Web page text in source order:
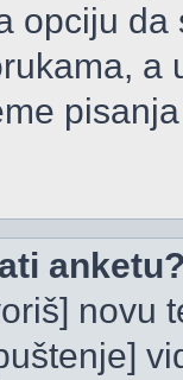
opciju
a
novu